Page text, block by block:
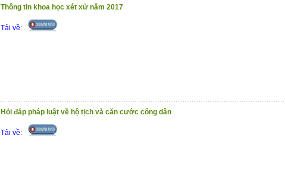
Thông tin khoa học xét xử năm 2017
Tải về:
Hỏi đáp pháp luật về hộ tịch và căn cước công dân
Tải về: